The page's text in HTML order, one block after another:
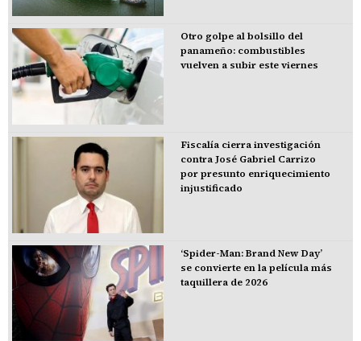
Otro golpe al bolsillo del
panameño: combustibles
vuelven a subir este viernes
Fiscalía cierra investigación
contra José Gabriel Carrizo
por presunto enriquecimiento
injustificado
‘Spider-Man: Brand New Day’
se convierte en la película más
taquillera de 2026